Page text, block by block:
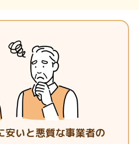
安いと悪質な事業者の